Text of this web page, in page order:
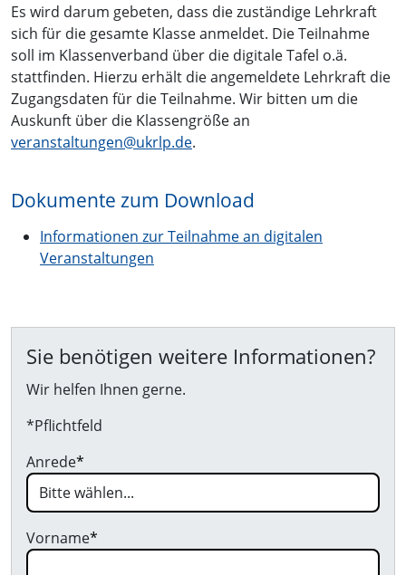
Es wird darum gebeten, dass die zuständige Lehrkraft
sich für die gesamte Klasse anmeldet. Die Teilnahme
soll im Klassenverband über die digitale Tafel o.ä.
stattfinden. Hierzu erhält die angemeldete Lehrkraft die
Zugangsdaten für die Teilnahme. Wir bitten um die
Auskunft über die Klassengröße an
veranstaltungen@ukrlp.de.
Dokumente zum Download
Informationen zur Teilnahme an digitalen
Veranstaltungen
Sie benötigen weitere Informationen?
Wir helfen Ihnen gerne.
*Pflichtfeld
Anrede*
Vorname*